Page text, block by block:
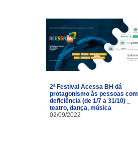
2ª Festival Acessa BH dá
protagonismo às pessoas com
deficiência (de 1/7 a 31/10) _
teatro, dança, música
02/09/2022